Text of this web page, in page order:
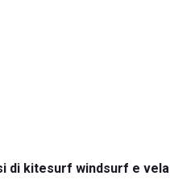
di kitesurf windsurf e vela